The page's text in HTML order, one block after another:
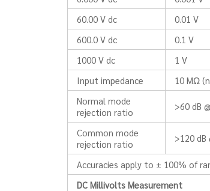
60.00 V dc
0.01 V
600.0 V dc
0.1 V
1000 V dc
1 V
Input impedance
10 MΩ
Normal mode
rejection ratio
>60 dB
Common mode
rejection ratio
>120 dB
Accuracies apply to ± 100% of
DC Millivolts Measurement